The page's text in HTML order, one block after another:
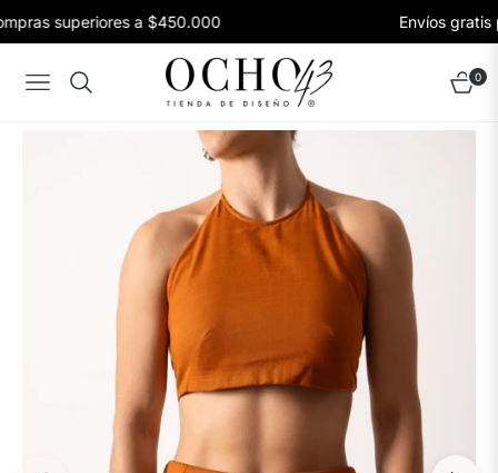
superiores a $450.000 Envíos gratis
Navigation Carrito
0